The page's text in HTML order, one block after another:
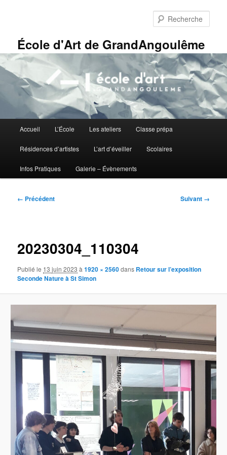
principalÉcole d'Art de GrandAngoulême
principal
Accueil L’École Les ateliers Classe prépa
Résidences d’artistes L’art d’éveiller Scolaires
Infos Pratiques Galerie – Évènements
Navigation
← Précédent Suivant →
20230304_110304
Publié le 13 juin 2023 à1920 × 2560dans Retour sur l’exposition
Seconde Nature à St Simon